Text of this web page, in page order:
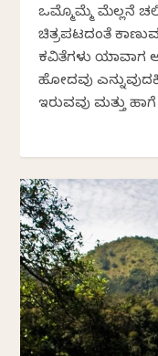
ಒಮ್ಮೊಮ್ಮೆ ಮೆಲ್ಲನೆ
ಚಿತ್ರಪಟದಂತೆ
ಕವಿತೆಗಳು ಯಾವಾಗ
ಹೋದವು
ಇರುವವು ಮತ್ತು